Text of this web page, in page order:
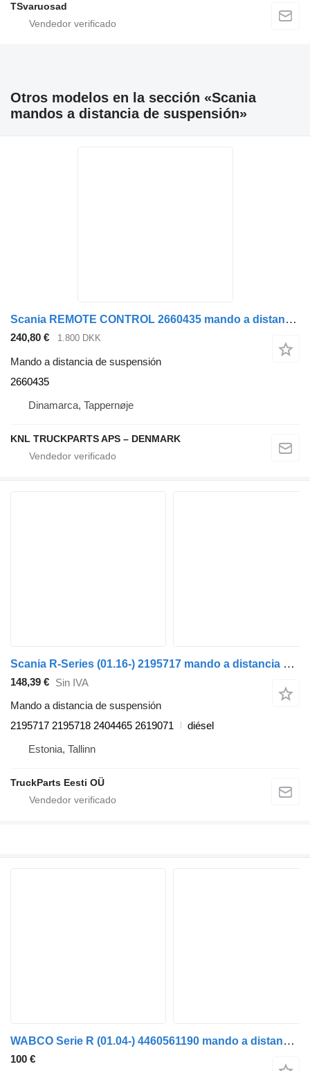
TSvaruosad
Otros modelos en la sección «Scania
mandos a distancia de suspensión»
Scania REMOTE CONTROL 2660435 mando a distancia de suspensión para camión
240,80 € 1.800 DKK
Mando a distancia de suspensión
2660435
Dinamarca, Tappernøje
KNL TRUCKPARTS APS – DENMARK
Scania R-Series (01.16-) 2195717 mando a distancia de suspensión para Scania L,P,G,R,S-series (2016-) cabeza tractora
148,39 € Sin IVA
Mando a distancia de suspensión
2195717 2195718 2404465 2619071
diésel
Estonia, Tallinn
TruckParts Eesti OÜ
WABCO Serie R (01.04-) 4460561190 mando a distancia de suspensión para Scania P,G,R,T-series (2004-2017) camión
100 €